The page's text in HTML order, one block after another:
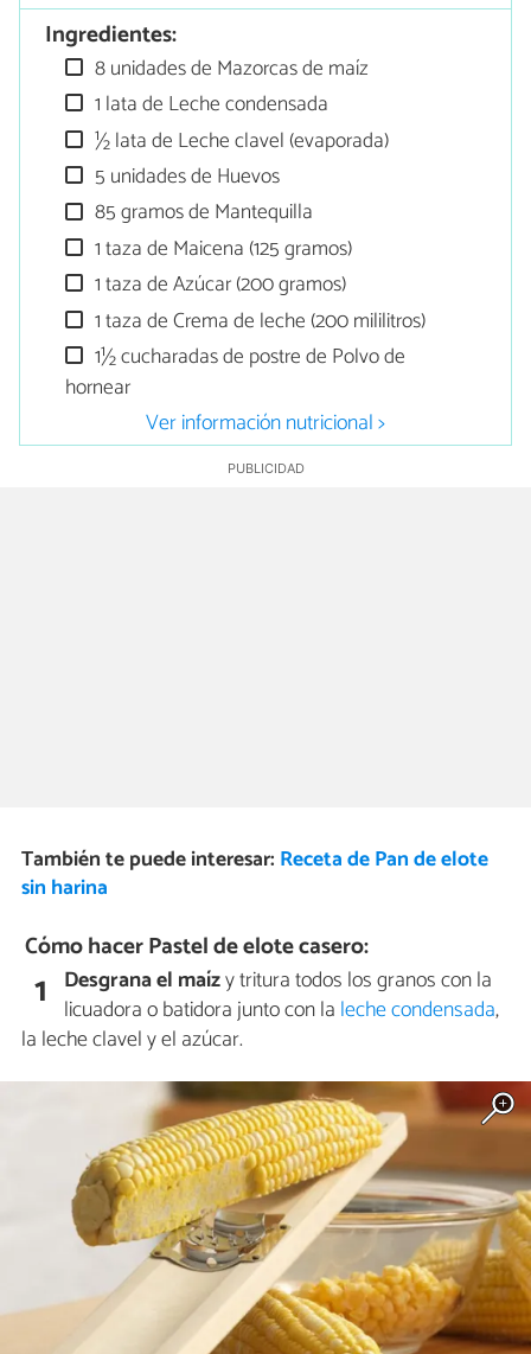
Ingredientes:
8 unidades de Mazorcas de maíz
1 lata de Leche condensada
½ lata de Leche clavel (evaporada)
5 unidades de Huevos
85 gramos de Mantequilla
1 taza de Maicena (125 gramos)
1 taza de Azúcar (200 gramos)
1 taza de Crema de leche (200 mililitros)
1½ cucharadas de postre de Polvo de
hornear
Ver información nutricional >
También te puede interesar: Receta de Pan de elote
sin harina
Cómo hacer Pastel de elote casero:
1 Desgrana el maízy tritura todos los granos con la
licuadora o batidora junto con la leche condensada,
la leche clavel y el azúcar.